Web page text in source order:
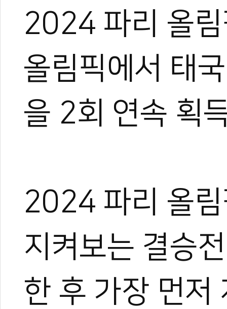
2024 파리 올
올림픽에서 태
을 2회 연속 획
2024 파리 올
지켜보는 결승
한 후 가장 먼저